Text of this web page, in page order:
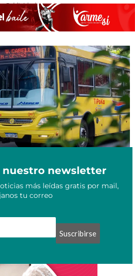
- Publicidad -
a audiencia pública para
del boleto
nuestro newsletter
más leídas gratis por mail,
tu correo
Suscribirse